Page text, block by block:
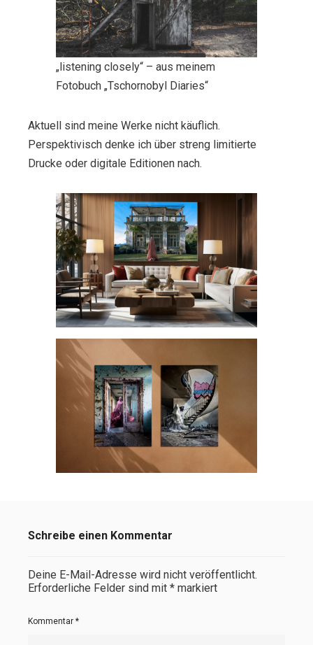
„listening closely“ – aus meinem
Fotobuch „Tschornobyl Diaries“
Aktuell sind meine Werke nicht käuflich.
Perspektivisch denke ich über streng limitierte
Drucke oder digitale Editionen nach.
Schreibe einen Kommentar
Deine E-Mail-Adresse wird nicht veröffentlicht.
Erforderliche Felder sind mit * markiert
Kommentar *